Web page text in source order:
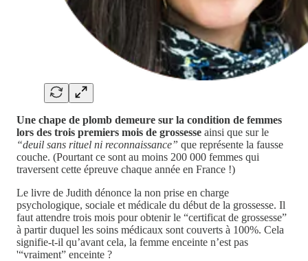
Une chape de plomb demeure sur la condition de femmes
lors des trois premiers mois de grossesse ainsi que sur le
“deuil sans rituel ni reconnaissance” que représente la fausse
couche. (Pourtant ce sont au moins 200 000 femmes qui
traversent cette épreuve chaque année en France !)
Le livre de Judith dénonce la non prise en charge
psychologique, sociale et médicale du début de la grossesse. Il
faut attendre trois mois pour obtenir le “certificat de grossesse”
à partir duquel les soins médicaux sont couverts à 100%. Cela
signifie-t-il qu’avant cela, la femme enceinte n’est pas
'“vraiment” enceinte ?